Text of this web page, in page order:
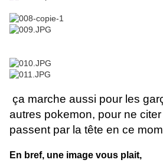
ça marche aussi pour les
autres pokemon, pour ne
passent par la tête en ce
En bref, une image vous plait,